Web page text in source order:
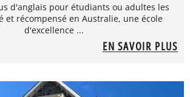
d'anglais pour étudiants ou adultes les
et récompensé en Australie, une école
d'excellence ...
EN SAVOIR PLUS